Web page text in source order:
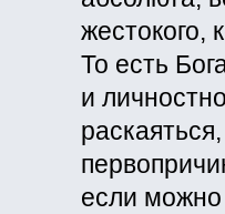
жестокого,
То есть
и
если можно